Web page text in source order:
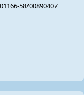
58/00890407